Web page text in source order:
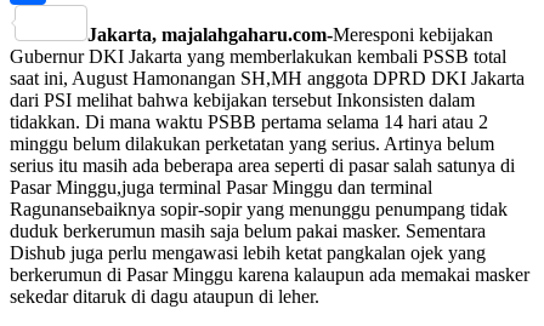
Jakarta, majalahgaharu.com-Meresponi kebijakan
Gubernur DKI Jakarta yang memberlakukan kembali PSSB total
saat ini, August Hamonangan SH,MH anggota DPRD DKI Jakarta
dari PSI melihat bahwa kebijakan tersebut Inkonsisten dalam
tidakkan. Di mana waktu PSBB pertama selama 14 hari atau 2
minggu belum dilakukan perketatan yang serius. Artinya belum
serius itu masih ada beberapa area seperti di pasar salah satunya di
Pasar Minggu,juga terminal Pasar Minggu dan terminal
Ragunansebaiknya sopir-sopir yang menunggu penumpang tidak
duduk berkerumun masih saja belum pakai masker. Sementara
Dishub juga perlu mengawasi lebih ketat pangkalan ojek yang
berkerumun di Pasar Minggu karena kalaupun ada memakai masker
sekedar ditaruk di dagu ataupun di leher.